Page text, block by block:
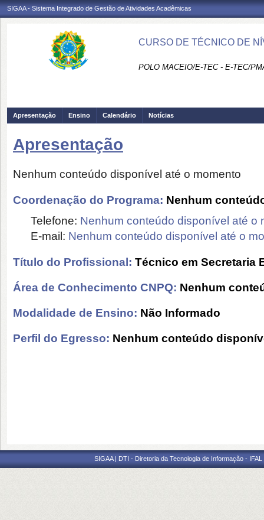
SIGAA - Sistema Integrado de Gestão de Atividades Acadêmicas
CURSO DE TÉCNICO DE
POLO MACEIO/E-TEC - E-TEC/
Apresentação Ensino Calendário Notícias
Apresentação
Nenhum conteúdo disponível até o momento
Coordenação do Programa: Nenhum
Telefone: Nenhum conteúdo disponível até o
E-mail: Nenhum conteúdo disponível até o
Título do Profissional: Técnico em Secretaria
Área de Conhecimento CNPQ: Nenhum
Modalidade de Ensino: Não Informado
Perfil do Egresso: Nenhum conteúdo
SIGAA | DTI - Diretoria da Tecnologia de Informação -